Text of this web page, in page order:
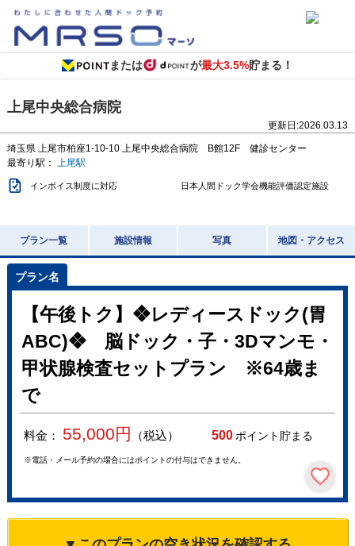
または が最大3.5%貯まる！
上尾中央総合病院
更新日:2026.03.13
埼玉県 上尾市柏座1-10-10 上尾中央総合病院 B館12F 健診センター
最寄り駅： 上尾駅
インボイス制度に対応 日本人間ドック学会機能評価認定施設
プラン一覧 施設情報 写真 地図・アクセス
【午後トク】❖レディースドック(胃
ABC)❖ 脳ドック・子・3Dマンモ・
甲状腺検査セットプラン ※64歳ま
で
料金： 55,000円 （税込） 500ポイント貯まる
※電話・メール予約の場合にはポイントの付与はできません。